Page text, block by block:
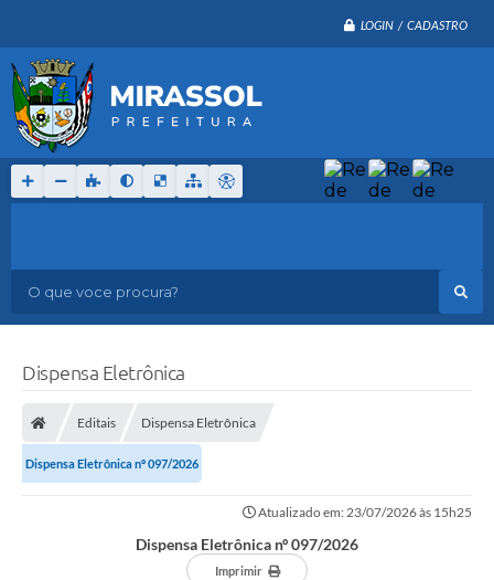
LOGIN / CADASTRO
O que voce procura?
Dispensa Eletrônica
Editais Dispensa Eletrônica
Dispensa Eletrônica nº 097/2026
Atualizado em: 23/07/2026 às 15h25
Dispensa Eletrônica nº 097/2026
Imprimir